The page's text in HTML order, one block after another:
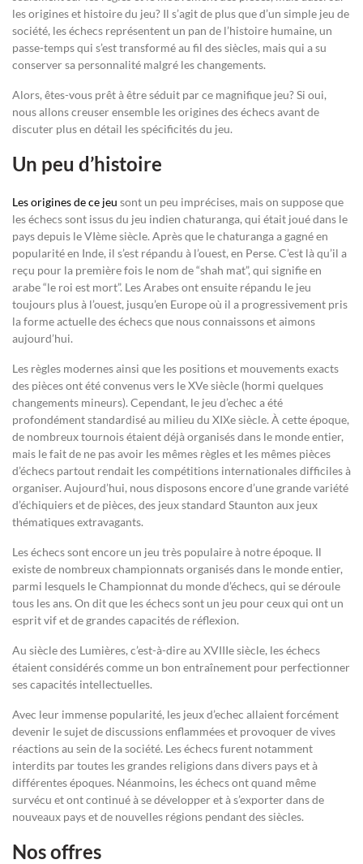
les origines et histoire du jeu? Il s’agit de plus que d’un simple jeu de
société, les échecs représentent un pan de l’histoire humaine, un
passe-temps qui s’est transformé au fil des siècles, mais qui a su
conserver sa personnalité malgré les changements.
Alors, êtes-vous prêt à être séduit par ce magnifique jeu? Si oui,
nous allons creuser ensemble les origines des échecs avant de
discuter plus en détail les spécificités du jeu.
Un peu d’histoire
Les origines de ce jeu sont un peu imprécises, mais on suppose que
les échecs sont issus du jeu indien chaturanga, qui était joué dans le
pays depuis le VIème siècle. Après que le chaturanga a gagné en
popularité en Inde, il s’est répandu à l’ouest, en Perse. C’est là qu’il a
reçu pour la première fois le nom de “shah mat”, qui signifie en
arabe “le roi est mort”. Les Arabes ont ensuite répandu le jeu
toujours plus à l’ouest, jusqu’en Europe où il a progressivement pris
la forme actuelle des échecs que nous connaissons et aimons
aujourd’hui.
Les règles modernes ainsi que les positions et mouvements exacts
des pièces ont été convenus vers le XVe siècle (hormi quelques
changements mineurs). Cependant, le jeu d’echec a été
profondément standardisé au milieu du XIXe siècle. À cette époque,
de nombreux tournois étaient déjà organisés dans le monde entier,
mais le fait de ne pas avoir les mêmes règles et les mêmes pièces
d’échecs partout rendait les compétitions internationales difficiles à
organiser. Aujourd’hui, nous disposons encore d’une grande variété
d’échiquiers et de pièces, des jeux standard Staunton aux jeux
thématiques extravagants.
Les échecs sont encore un jeu très populaire à notre époque. Il
existe de nombreux championnats organisés dans le monde entier,
parmi lesquels le Championnat du monde d’échecs, qui se déroule
tous les ans. On dit que les échecs sont un jeu pour ceux qui ont un
esprit vif et de grandes capacités de réflexion.
Au siècle des Lumières, c’est-à-dire au XVIIIe siècle, les échecs
étaient considérés comme un bon entraînement pour perfectionner
ses capacités intellectuelles.
Avec leur immense popularité, les jeux d’echec allaient forcément
devenir le sujet de discussions enflammées et provoquer de vives
réactions au sein de la société. Les échecs furent notamment
interdits par toutes les grandes religions dans divers pays et à
différentes époques. Néanmoins, les échecs ont quand même
survécu et ont continué à se développer et à s’exporter dans de
nouveaux pays et de nouvelles régions pendant des siècles.
Nos offres